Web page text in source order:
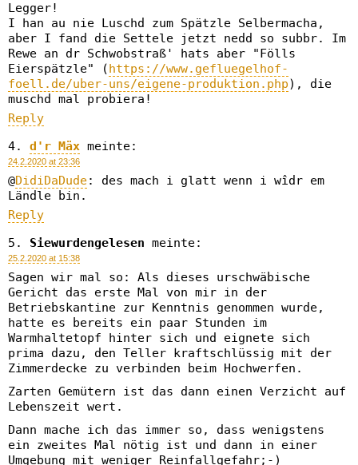
Legger!
I han au nie Luschd zum Spätzle Selbermacha,
aber I fand die Settele jetzt nedd so subbr. Im
Rewe an dr Schwobstraß' hats aber "Fölls
Eierspätzle" (https://www.gefluegelhof-
foell.de/uber-uns/eigene-produktion.php), die
muschd mal probiera!
Reply
d'r Mäx meinte:
24.2.2020 at 23:36
@DidiDaDude: des mach i glatt wenn i wîdr em
Ländle bin.
Reply
Siewurdengelesen meinte:
25.2.2020 at 15:38
Sagen wir mal so: Als dieses urschwäbische
Gericht das erste Mal von mir in der
Betriebskantine zur Kenntnis genommen wurde,
hatte es bereits ein paar Stunden im
Warmhaltetopf hinter sich und eignete sich
prima dazu, den Teller kraftschlüssig mit der
Zimmerdecke zu verbinden beim Hochwerfen.
Zarten Gemütern ist das dann einen Verzicht auf
Lebenszeit wert.
Dann mache ich das immer so, dass wenigstens
ein zweites Mal nötig ist und dann in einer
Umgebung mit weniger Reinfallgefahr;-)